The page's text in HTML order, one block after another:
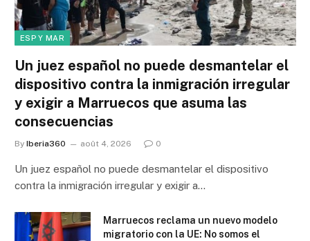
ESP Y MAR
Un juez español no puede desmantelar el
dispositivo contra la inmigración irregular
y exigir a Marruecos que asuma las
consecuencias
By Iberia360 août 4, 2026 0
Un juez español no puede desmantelar el dispositivo
contra la inmigración irregular y exigir a…
Marruecos reclama un nuevo modelo
migratorio con la UE: No somos el